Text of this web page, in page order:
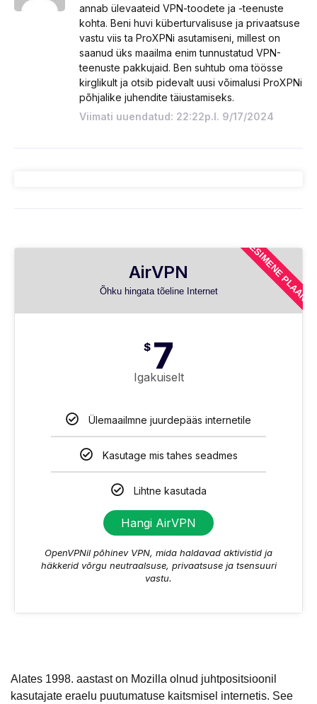
annab ülevaateid VPN-toodete ja -teenuste
kohta. Beni huvi küberturvalisuse ja privaatsuse
vastu viis ta ProXPNi asutamiseni, millest on
saanud üks maailma enim tunnustatud VPN-
teenuste pakkujaid. Ben suhtub oma töösse
kirglikult ja otsib pidevalt uusi võimalusi ProXPNi
põhjalike juhendite täiustamiseks.
Viimati uuendatud: 22:22p.l. 9/17/2024
AirVPN
Õhku hingata tõeline Internet
$ 7
Igakuiselt
Ülemaailmne juurdepääs internetile
Kasutage mis tahes seadmes
Lihtne kasutada
Hangi AirVPN
OpenVPNil põhinev VPN, mida haldavad aktivistid ja
häkkerid võrgu neutraalsuse, privaatsuse ja tsensuuri
vastu.
ESIMENE PLAAN
Alates 1998. aastast on Mozilla olnud juhtpositsioonil
kasutajate eraelu puutumatuse kaitsmisel internetis. See